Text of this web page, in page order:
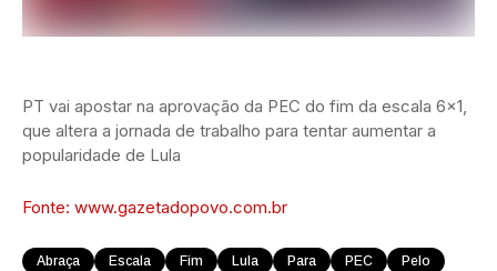
PT vai apostar na aprovação da PEC do fim da escala 6×1,
que altera a jornada de trabalho para tentar aumentar a
popularidade de Lula
Fonte: www.gazetadopovo.com.br
Abraça Escala Fim Lula Para PEC
Pelo